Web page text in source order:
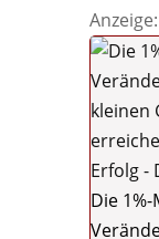
Anzeige:
Die